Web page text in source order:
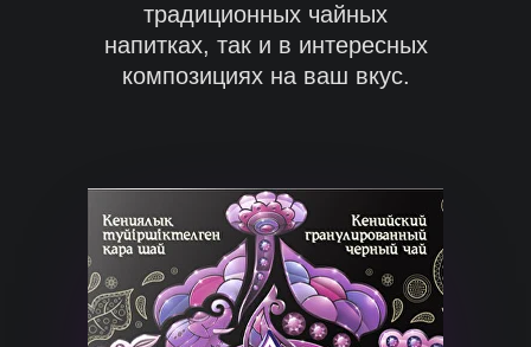
традиционных чайных
напитках, так и в интересных
композициях на ваш вкус.